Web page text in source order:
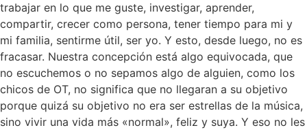
trabajar en lo que me guste, investigar, aprender,
compartir, crecer como persona, tener tiempo para mi y
mi familia, sentirme útil, ser yo. Y esto, desde luego, no es
fracasar. Nuestra concepción está algo equivocada, que
no escuchemos o no sepamos algo de alguien, como los
chicos de OT, no significa que no llegaran a su objetivo
porque quizá su objetivo no era ser estrellas de la música,
sino vivir una vida más «normal», feliz y suya. Y eso no les